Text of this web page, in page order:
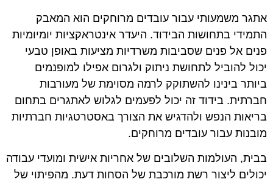
אתגר משמעותי עבור עובדים מרוחקים הוא המאבק
התמידי בתחושות הבידוד. היעדר אינטראקציות יומיומיות
פנים אל פנים שסביבות משרדיות מציעות באופן טבעי
יכול להוביל לתחושת ניתוק ולגרום אפילו למופנמים
ביותר בינינו להשתוקק לרמה מסוימת של מעורבות
חברתית. בידוד זה יכול לפעמים לגלוש לאתגרים בתחום
בריאות הנפש ולהדגיש את הצורך באסטרטגיות חברתיות
מובנות עבור עובדים מרוחקים.
בבית, העולמות השלובים של אחריות אישית ומועדי עבודה
יכולים ליצור רשת מורכבת של הסחות דעת. מהפיתוי של